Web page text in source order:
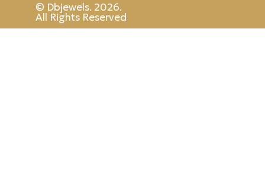
© Dbjewels. 2026.
All Rights Reserved